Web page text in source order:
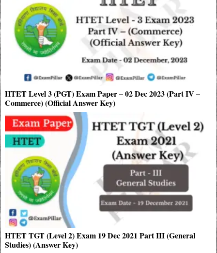
HTET Level 3 (PGT) Exam Paper – 02 Dec 2023 (Part IV –
Commerce) (Official Answer Key)
HTET TGT (Level 2) Exam 19 Dec 2021 Part III (General
Studies) (Answer Key)